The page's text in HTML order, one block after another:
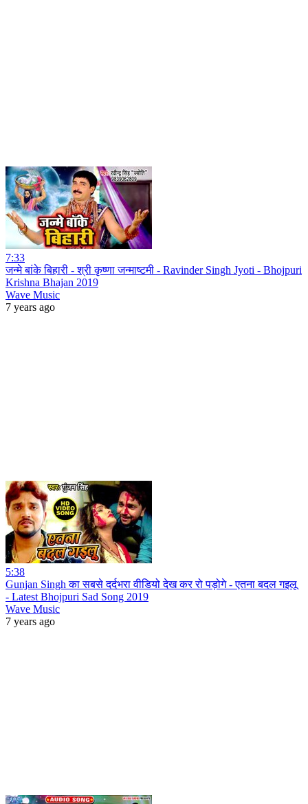
7:33
जन्मे बांके बिहारी - श्री कृष्णा जन्माष्टमी - Ravinder Singh Jyoti - Bhojpuri
Krishna Bhajan 2019
Wave Music
7 years ago
5:38
Gunjan Singh का सबसे दर्दभरा वीडियो देख कर रो पड़ोगे - एतना बदल गइलू
- Latest Bhojpuri Sad Song 2019
Wave Music
7 years ago